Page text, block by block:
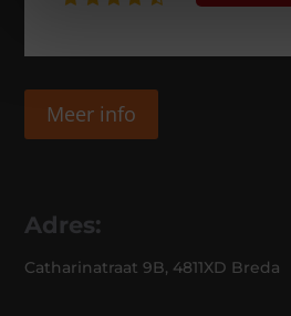
Meer info
Adres:
Catharinatraat 9B, 4811XD Breda